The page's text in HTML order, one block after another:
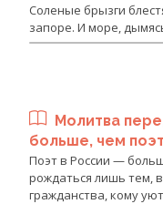
Соленые брызги
запоре. И море,
Молитва
больше, чем поэт
Поэт в России —
рождаться лишь тем,
гражданства, кому